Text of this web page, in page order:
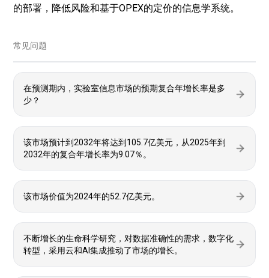
的部署，降低风险和基于OPEX的定价的信息学系统。
常见问题
在预测期内，实验室信息市场的预期复合年增长率是多
少？
该市场预计到2032年将达到105.7亿美元，从2025年到
2032年的复合年增长率为9.07％。
该市场价值为2024年的52.7亿美元。
不断增长的生命科学研究，对数据准确性的需求，数字化
转型，采用云和AI集成推动了市场的增长。